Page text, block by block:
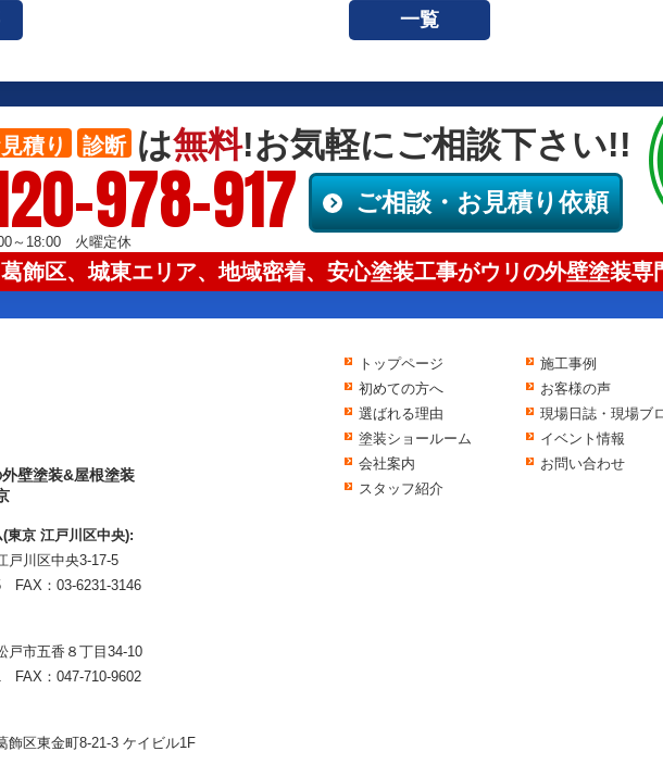
一覧
積り 診断 は無料!お気軽にご相談下さい!!
978-917
～18:00 火曜定休
ご相談・お見積り依頼
飾区、城東エリア、地域密着、安心塗装工事がウリの外壁塗装専
壁塗装&屋根塗装
東京 江戸川区中央):
戸川区中央3-17-5
FAX：03-6231-3146
戸市五香８丁目34-10
FAX：047-710-9602
飾区東金町8-21-3 ケイビル1F
トップページ
初めての方へ
選ばれる理由
塗装ショールーム
会社案内
スタッフ紹介
施工事例
お客様の声
現場日誌・現場ブ
イベント情報
お問い合わせ